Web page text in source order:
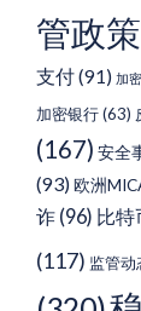
管政策
支付(91) 加
加密银行(63)
(167) 安全
(93)欧洲
诈 (96) 比特
(117) 监管动